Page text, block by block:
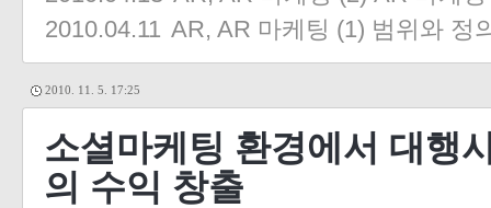
2010.04.11 AR, AR 마케팅 (1) 범위와 정
2010. 11. 5. 17:25
소셜마케팅 환경에서 대행
의 수익 창출